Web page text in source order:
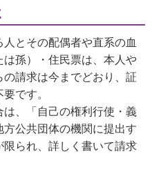
とその配偶者や直系の血
孫）・住民票は、本人や
請求は今までどおり、証
です。
、「自己の権利行使・義
公共団体の機関に提出す
られ、詳しく書いて請求